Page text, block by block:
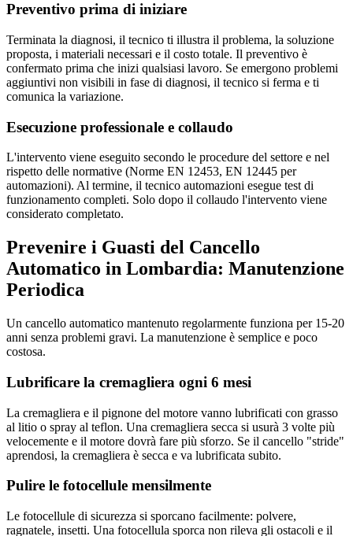
Preventivo prima di iniziare
Terminata la diagnosi, il tecnico ti illustra il problema, la soluzione
proposta, i materiali necessari e il costo totale. Il preventivo è
confermato prima che inizi qualsiasi lavoro. Se emergono problemi
aggiuntivi non visibili in fase di diagnosi, il tecnico si ferma e ti
comunica la variazione.
Esecuzione professionale e collaudo
L'intervento viene eseguito secondo le procedure del settore e nel
rispetto delle normative (Norme EN 12453, EN 12445 per
automazioni). Al termine, il tecnico automazioni esegue test di
funzionamento completi. Solo dopo il collaudo l'intervento viene
considerato completato.
Prevenire i Guasti del Cancello
Automatico in Lombardia: Manutenzione
Periodica
Un cancello automatico mantenuto regolarmente funziona per 15-20
anni senza problemi gravi. La manutenzione è semplice e poco
costosa.
Lubrificare la cremagliera ogni 6 mesi
La cremagliera e il pignone del motore vanno lubrificati con grasso
al litio o spray al teflon. Una cremagliera secca si usurà 3 volte più
velocemente e il motore dovrà fare più sforzo. Se il cancello "stride"
aprendosi, la cremagliera è secca e va lubrificata subito.
Pulire le fotocellule mensilmente
Le fotocellule di sicurezza si sporcano facilmente: polvere,
ragnatele, insetti. Una fotocellula sporca non rileva gli ostacoli e il